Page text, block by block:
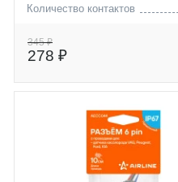
Количество контактов
345 ₽
278 ₽